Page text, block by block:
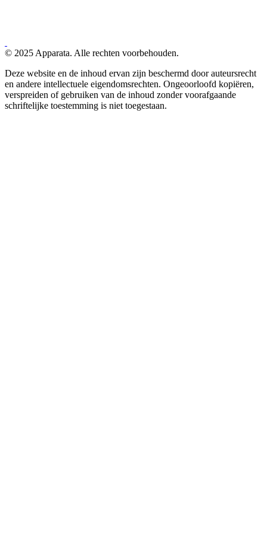
© 2025 Apparata. Alle rechten voorbehouden.
Deze website en de inhoud ervan zijn beschermd door auteursrecht
en andere intellectuele eigendomsrechten. Ongeoorloofd kopiëren,
verspreiden of gebruiken van de inhoud zonder voorafgaande
schriftelijke toestemming is niet toegestaan.